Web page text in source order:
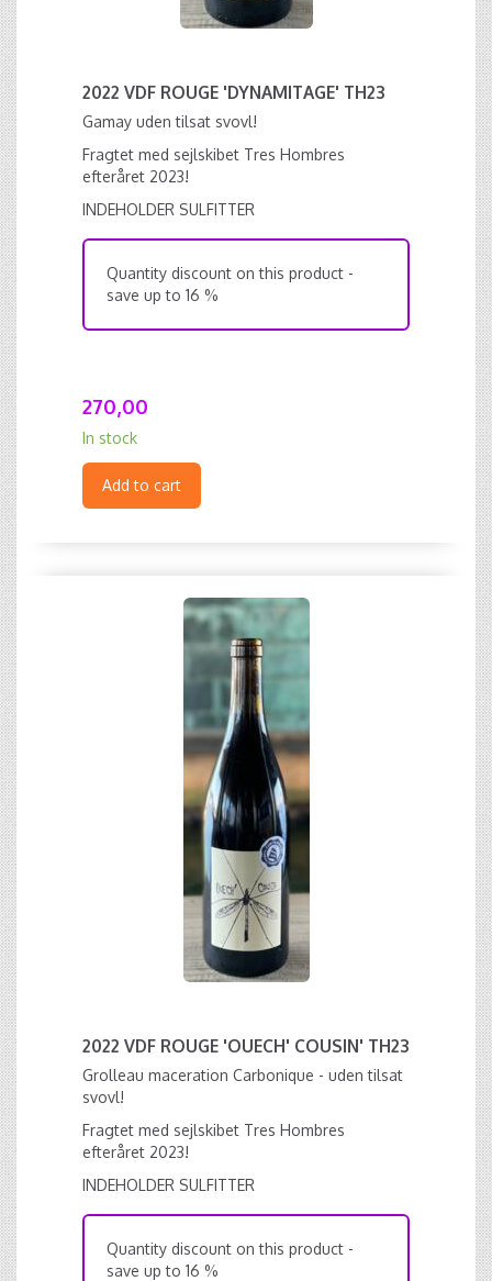
2022 VDF ROUGE 'DYNAMITAGE' TH23
Gamay uden tilsat svovl!
Fragtet med sejlskibet Tres Hombres
efteråret 2023!
INDEHOLDER SULFITTER
Quantity discount on this product -
save up to 16 %
270,00
In stock
Add to cart
2022 VDF ROUGE 'OUECH' COUSIN' TH23
Grolleau maceration Carbonique - uden tilsat
svovl!
Fragtet med sejlskibet Tres Hombres
efteråret 2023!
INDEHOLDER SULFITTER
Quantity discount on this product -
save up to 16 %